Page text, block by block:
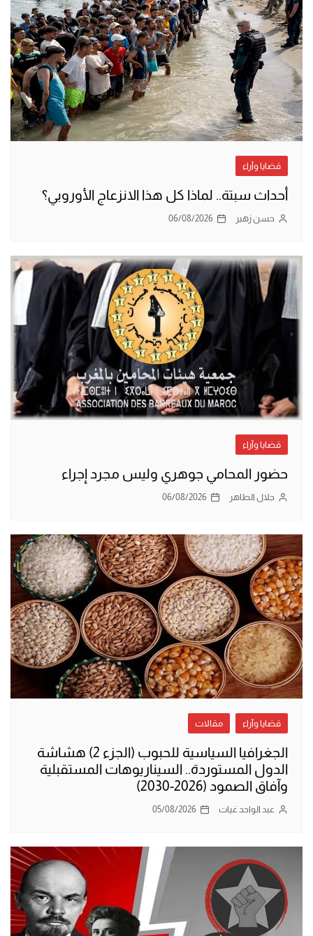
قضايا وآراء
أحداث سبتة.. لماذا كل هذا الانزعاج الأوروبي؟
حسن زهير 06/08/2026
قضايا وآراء
حضور المحامي جوهري وليس مجرد إجراء
جلال الطاهر 06/08/2026
قضايا وآراء مقالات
الجغرافيا السياسية للحبوب (الجزء 2) هشاشة
الدول المستوردة.. السيناريوهات المستقبلية
وآفاق الصمود (2026-2030)
عبد الواحد غيات 05/08/2026